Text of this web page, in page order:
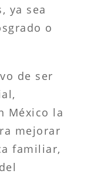
ya sea
o
de ser
México la
mejorar
familiar,